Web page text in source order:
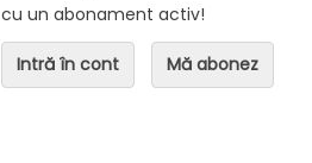
cu un abonament activ!
Intră în cont Mă abonez